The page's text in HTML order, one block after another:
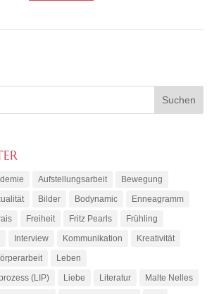
Aufstellungsarbeit
Bewegung
Bilder Bodynamic
Enneagramm
Freiheit Fritz Pearls
Frühling
Interview Kommunikation
Kreativität
Leben
(LIP)
Liebe Literatur
Malte Nelles